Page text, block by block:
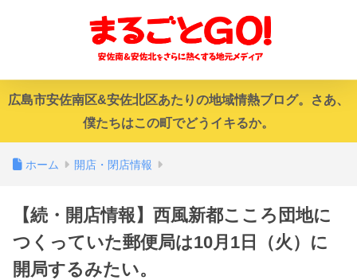
広島市安佐南区&安佐北区あたりの地域情熱ブログ。さあ、
僕たちはこの町でどうイキるか。
ホーム 開店・閉店情報
【続・開店情報】西風新都こころ団地に
つくっていた郵便局は10月1日（火）に
開局するみたい。